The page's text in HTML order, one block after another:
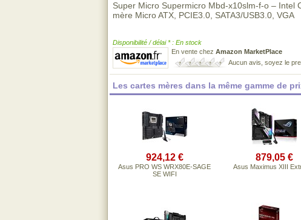
Super Micro Supermicro Mbd-x10slm-f-o – Intel
mère Micro ATX, PCIE3.0, SATA3/USB3.0, VGA
Disponibilité / délai * : En stock
En vente chez Amazon MarketPlace
Aucun avis, soyez le
Les cartes mères dans la même gamme de
924,12 €
Asus PRO WS WRX80E-SAGE
SE WIFI
879,05 €
Asus Maximus XIII